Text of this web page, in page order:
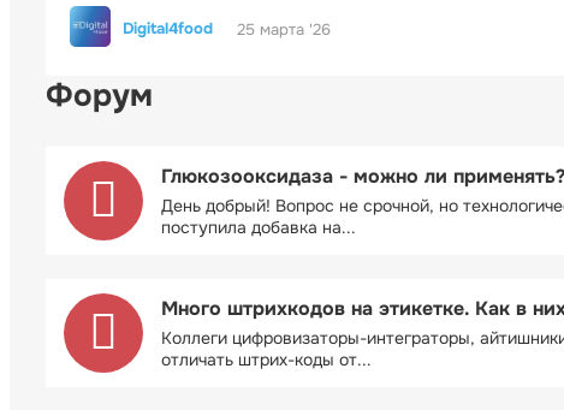
Digital4food 25 марта '26
Форум
Глюкозооксидаза - можно ли применять?
День добрый! Вопрос не срочной, но
поступила добавка на...
Много штрихкодов на этикетке. Как в
Коллеги цифровизаторы-интеграторы,
отличать штрих-коды от...